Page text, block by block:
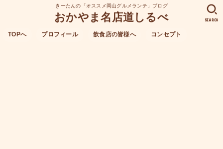
きーたんの「オススメ岡山グルメランチ」ブログ
おかやま名店道しるべ
TOPへ プロフィール 飲食店の皆様へ コンセプト
SEARCH